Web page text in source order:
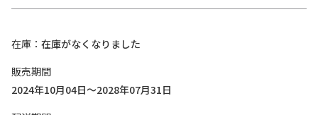
在庫
在庫がなくなりました
販売期間
2024年10月04日～2028年07月31日